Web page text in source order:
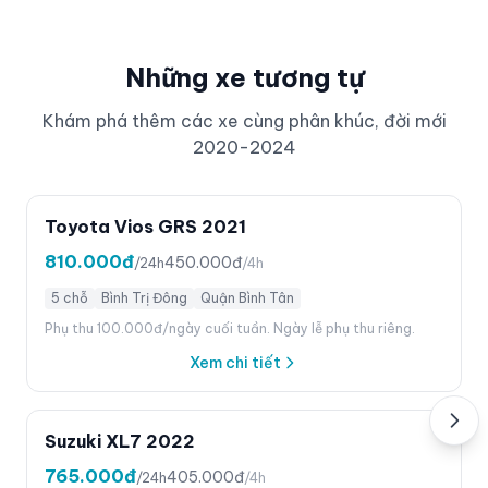
Những xe tương tự
Khám phá thêm các xe cùng phân khúc, đời mới
2020-2024
Toyota Vios GRS 2021
810.000đ/24h450.000đ/4h
5 chỗ Bình Trị Đông
Quận Bình Tân
Phụ thu 100.000đ/ngày cuối tuần. Ngày lễ phụ thu riêng.
Xem chi tiết
Suzuki XL7 2022
765.000đ/24h405.000đ/4h